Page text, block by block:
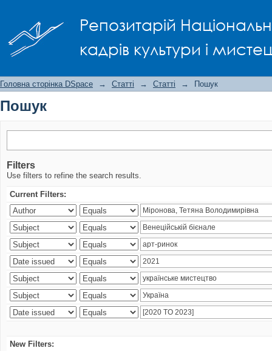
Репозитарій
кадрів культури і
Головна сторінка DSpace → Статті → Статті → Пошук
Пошук
Filters
Use filters to refine the search results.
Current Filters:
New Filters: